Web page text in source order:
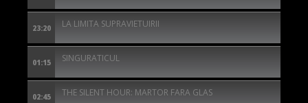
23:20 LA LIMITA SUPRAVIETUIRII
01:15 SINGURATICUL
02:45 THE SILENT HOUR: MARTOR FARA GLAS